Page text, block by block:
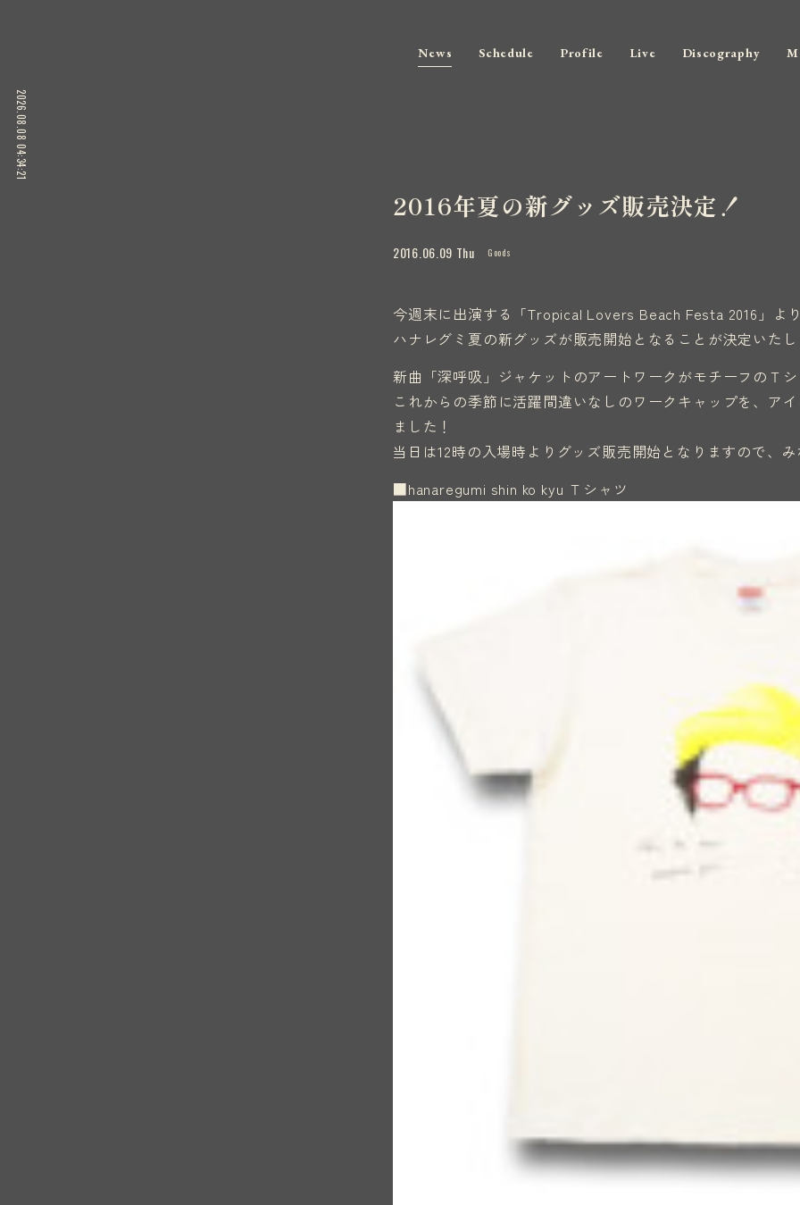
News Schedule Profile Live Discography
2026.08.08 04:34:21
2016年夏の新グッズ販売決定！
2016.06.09 Thu Goods
今週末に出演する「Tropical Lovers Beach Festa 2016」よ
ハナレグミ夏の新グッズが販売開始となることが決定いた
新曲「深呼吸」ジャケットのアートワークがモチーフのＴ
これからの季節に活躍間違いなしのワークキャップを、ア
ました！
当日は12時の入場時よりグッズ販売開始となりますので、
■hanaregumi shin ko kyu Ｔシャツ